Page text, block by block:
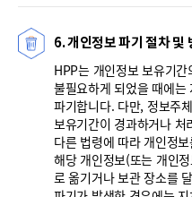
6. 개인정보 파기 절차 및
HPP는 개인정보 보유기
불필요하게 되었을 때에
파기합니다. 다만, 정보주
보유기간이 경과하거나 처
다른 법령에 따라 개인정
해당 개인정보(또는 개인
로 옮기거나 보관 장소를